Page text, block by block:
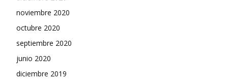
noviembre 2020
octubre 2020
septiembre 2020
junio 2020
diciembre 2019